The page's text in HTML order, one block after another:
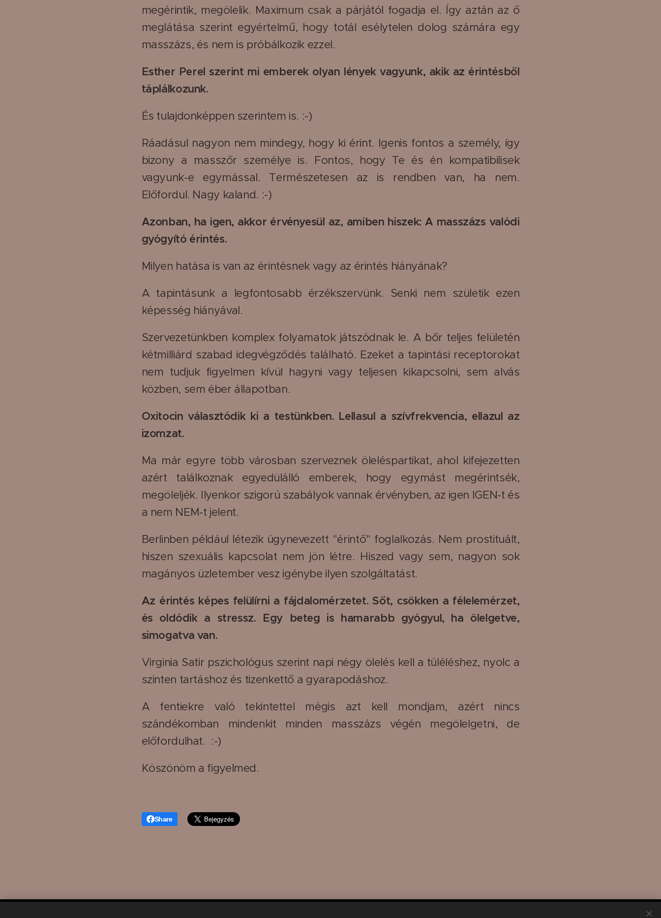
megérintik, megölelik. Maximum csak a párjától fogadja el. Így aztán az ő
meglátása szerint egyértelmű, hogy totál esélytelen dolog számára egy
masszázs, és nem is próbálkozik ezzel.
Esther Perel szerint mi emberek olyan lények vagyunk, akik az érintésből
táplálkozunk.
És tulajdonképpen szerintem is. :-)
Ráadásul nagyon nem mindegy, hogy ki érint. Igenis fontos a személy, így
bizony a masszőr személye is. Fontos, hogy Te és én kompatibilisek
vagyunk-e egymással. Természetesen az is rendben van, ha nem.
Előfordul. Nagy kaland. :-)
Azonban, ha igen, akkor érvényesül az, amiben hiszek: A masszázs valódi
gyógyító érintés.
Milyen hatása is van az érintésnek vagy az érintés hiányának?
A tapintásunk a legfontosabb érzékszervünk. Senki nem születik ezen
képesség hiányával.
Szervezetünkben komplex folyamatok játszódnak le. A bőr teljes felületén
kétmilliárd szabad idegvégződés található. Ezeket a tapintási receptorokat
nem tudjuk figyelmen kívül hagyni vagy teljesen kikapcsolni, sem alvás
közben, sem éber állapotban.
Oxitocin választódik ki a testünkben. Lellasul a szívfrekvencia, ellazul az
izomzat.
Ma már egyre több városban szerveznek öleléspartikat, ahol kifejezetten
azért találkoznak egyedülálló emberek, hogy egymást megérintsék,
megöleljék. Ilyenkor szigorú szabályok vannak érvényben, az igen IGEN-t és
a nem NEM-t jelent.
Berlinben például létezik úgynevezett "érintő" foglalkozás. Nem prostituált,
hiszen szexuális kapcsolat nem jön létre. Hiszed vagy sem, nagyon sok
magányos üzletember vesz igénybe ilyen szolgáltatást.
Az érintés képes felülírni a fájdalomérzetet. Sőt, csökken a félelemérzet,
és oldódik a stressz. Egy beteg is hamarabb gyógyul, ha ölelgetve,
simogatva van.
Virginia Satir pszichológus szerint napi négy ölelés kell a túléléshez, nyolc a
szinten tartáshoz és tizenkettő a gyarapodáshoz.
A fentiekre való tekintettel mégis azt kell mondjam, azért nincs
szándékomban mindenkit minden masszázs végén megölelgetni, de
előfordulhat. :-)
Köszönöm a figyelmed.
Share